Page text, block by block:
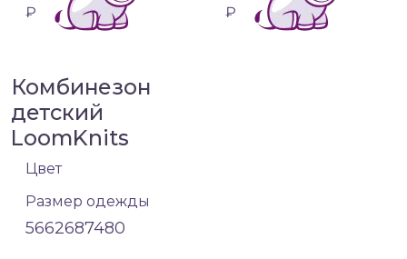
₽
₽
Комбинезон
детский
LoomKnits
Цвет
Размер одежды
5662687480